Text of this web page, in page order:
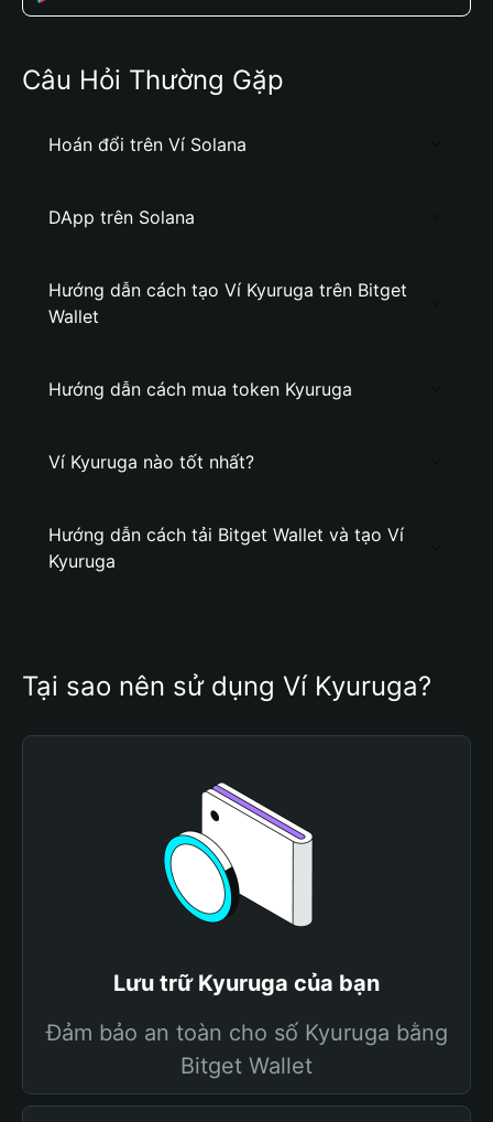
Câu Hỏi Thường Gặp
Hoán đổi trên Ví Solana
DApp trên Solana
Hướng dẫn cách tạo Ví Kyuruga trên Bitget
Wallet
Hướng dẫn cách mua token Kyuruga
Ví Kyuruga nào tốt nhất?
Hướng dẫn cách tải Bitget Wallet và tạo Ví
Kyuruga
Tại sao nên sử dụng Ví Kyuruga?
Lưu trữ Kyuruga của bạn
Đảm bảo an toàn cho số Kyuruga bằng
Bitget Wallet